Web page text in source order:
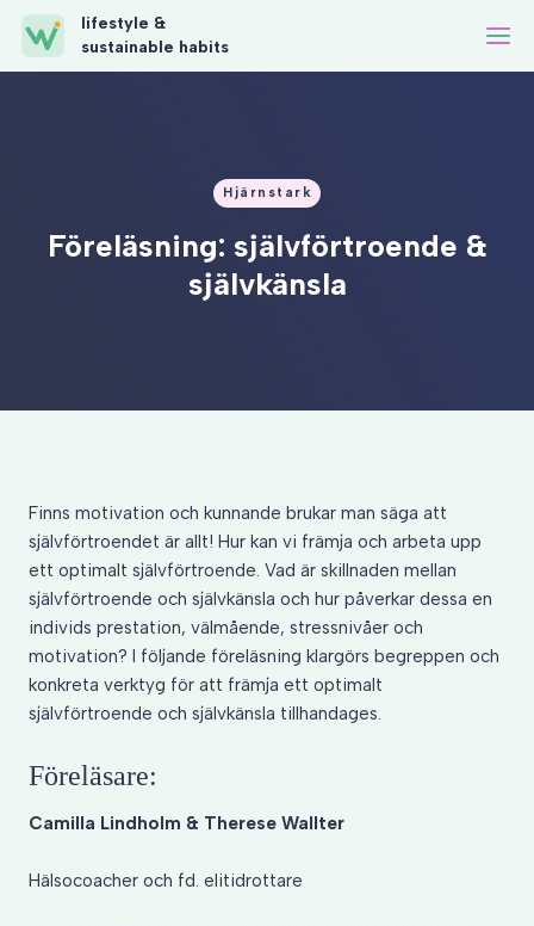
lifestyle &
sustainable habits
Hjärnstark
Föreläsning: självförtroende &
självkänsla
Finns motivation och kunnande brukar man säga att
självförtroendet är allt! Hur kan vi främja och arbeta upp
ett optimalt självförtroende. Vad är skillnaden mellan
självförtroende och självkänsla och hur påverkar dessa en
individs prestation, välmående, stressnivåer och
motivation? I följande föreläsning klargörs begreppen och
konkreta verktyg för att främja ett optimalt
självförtroende och självkänsla tillhandages.
Föreläsare:
Camilla Lindholm & Therese Wallter
Hälsocoacher och fd. elitidrottare